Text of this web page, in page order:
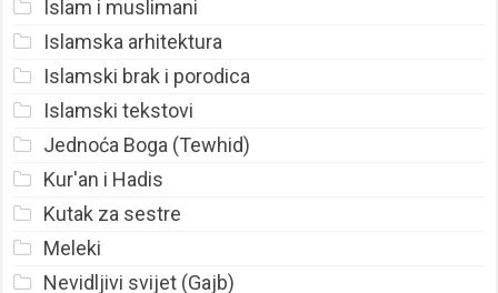
Islam i muslimani
Islamska arhitektura
Islamski brak i porodica
Islamski tekstovi
Jednoća Boga (Tewhid)
Kur'an i Hadis
Kutak za sestre
Meleki
Nevidljivi svijet (Gajb)